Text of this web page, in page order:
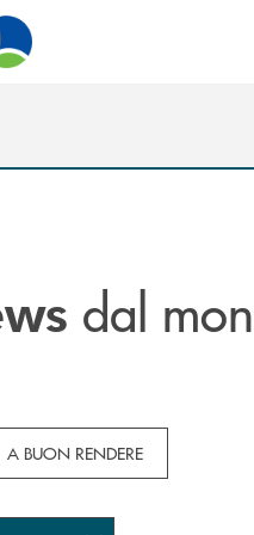
dal
A BUON RENDERE